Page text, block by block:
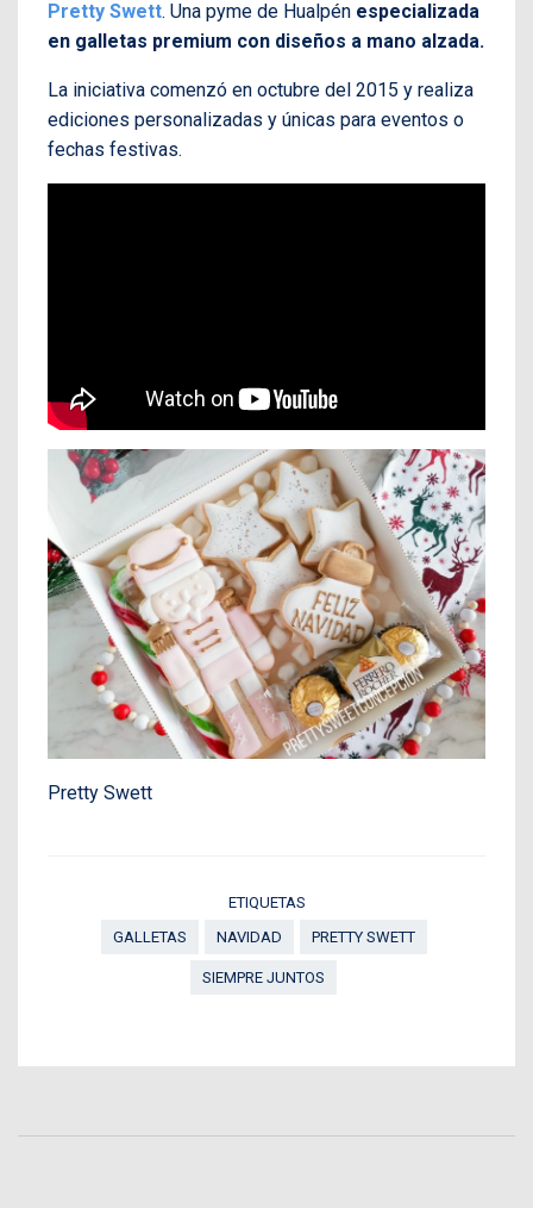
Pretty Swett. Una pyme de Hualpén especializada
en galletas premium con diseños a mano alzada.
La iniciativa comenzó en octubre del 2015 y realiza
ediciones personalizadas y únicas para eventos o
fechas festivas.
Pretty Swett
ETIQUETAS
GALLETAS
NAVIDAD PRETTY SWETT
SIEMPRE JUNTOS